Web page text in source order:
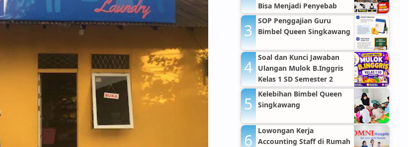
Bisa Menjadi Penyebab
Anak Nakal
SOP Penggajian Guru
Bimbel Queen Singkawang
Soal dan Kunci Jawaban
Ulangan Mulok B.Inggris
Kelas 1 SD Semester 2
Kelebihan Bimbel Queen
Singkawang
Lowongan Kerja
Accounting Staff di Rumah